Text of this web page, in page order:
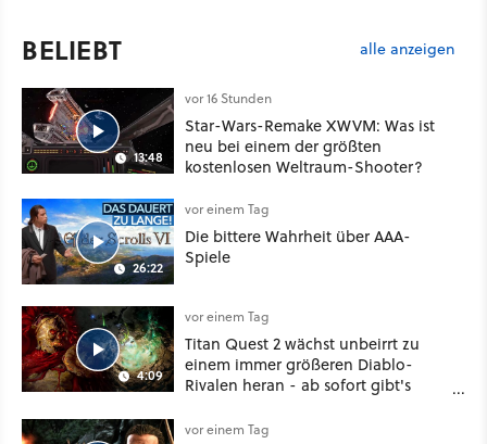
BELIEBT alle anzeigen
13:48
vor 16 Stunden
Star-Wars-Remake XWVM: Was ist
neu bei einem der größten
kostenlosen Weltraum-Shooter?
26:22
vor einem Tag
Die bittere Wahrheit über AAA-
Spiele
4:09
vor einem Tag
Titan Quest 2 wächst unbeirrt zu
einem immer größeren Diablo-
Rivalen heran - ab sofort gibt's
Klasse
vor einem Tag